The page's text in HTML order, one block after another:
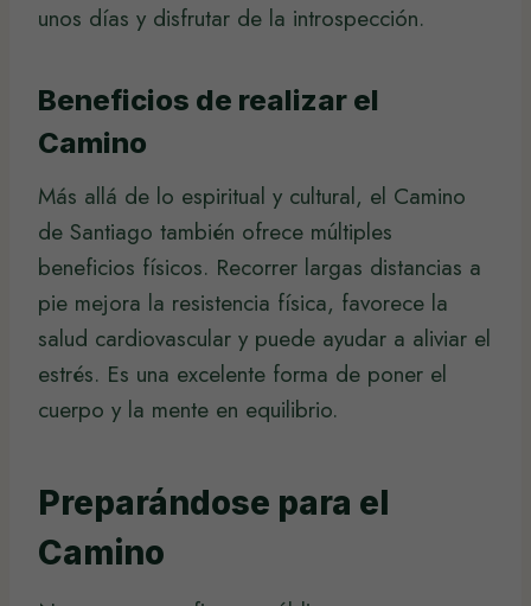
unos días y disfrutar de la introspección.
Beneficios de realizar el
Camino
Más allá de lo espiritual y cultural, el Camino
de Santiago también ofrece múltiples
beneficios físicos. Recorrer largas distancias a
pie mejora la resistencia física, favorece la
salud cardiovascular y puede ayudar a aliviar el
estrés. Es una excelente forma de poner el
cuerpo y la mente en equilibrio.
Preparándose para el
Camino